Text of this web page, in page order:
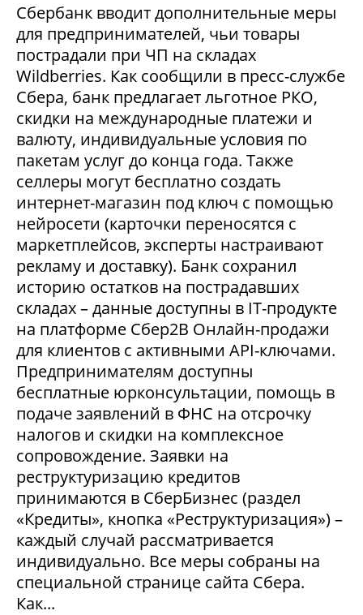
Сбербанк вводит дополнительные меры
для предпринимателей, чьи товары
пострадали при ЧП на складах
Wildberries. Как сообщили в пресс-службе
Сбера, банк предлагает льготное РКО,
скидки на международные платежи и
валюту, индивидуальные условия по
пакетам услуг до конца года. Также
селлеры могут бесплатно создать
интернет-магазин под ключ с помощью
нейросети (карточки переносятся с
маркетплейсов, эксперты настраивают
рекламу и доставку). Банк сохранил
историю остатков на пострадавших
складах – данные доступны в IT-продукте
на платформе Сбер2В Онлайн-продажи
для клиентов с активными API-ключами.
Предпринимателям доступны
бесплатные юрконсультации, помощь в
подаче заявлений в ФНС на отсрочку
налогов и скидки на комплексное
сопровождение. Заявки на
реструктуризацию кредитов
принимаются в СберБизнес (раздел
«Кредиты», кнопка «Реструктуризация») –
каждый случай рассматривается
индивидуально. Все меры собраны на
специальной странице сайта Сбера.
Как...